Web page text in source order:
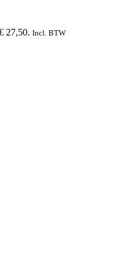
27,50. Incl. BTW